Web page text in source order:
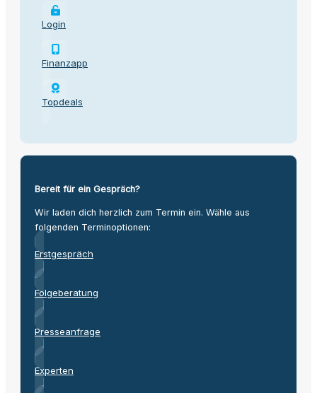
Login
Finanzapp
Topdeals
Bereit für ein Gespräch?
Wir laden dich herzlich zum Termin ein. Wähle aus
folgenden Terminoptionen:
Erstgespräch
Folgeberatung
Presseanfrage
Experten